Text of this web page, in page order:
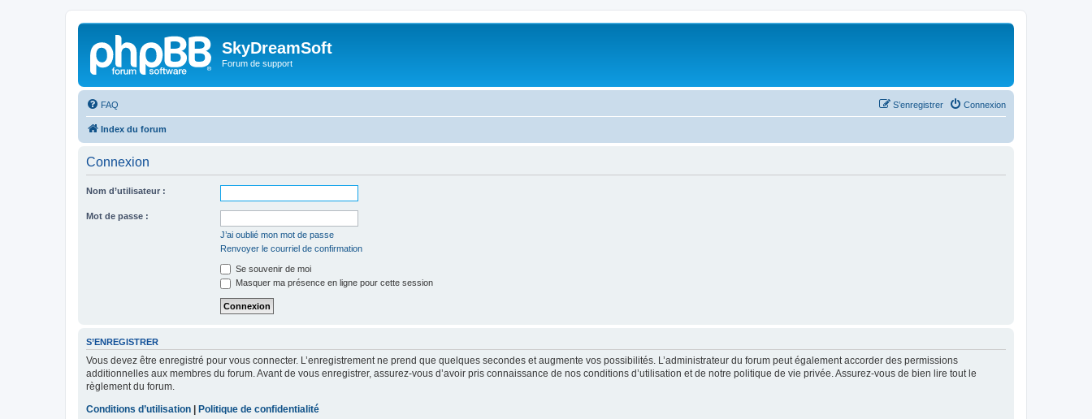
SkyDreamSoft
Forum de support
FAQ Connexion
S’enregistrer
Index du forum
Connexion
Nom d’utilisateur :
Mot de passe :
J’ai oublié mon mot de passe
Renvoyer le courriel de confirmation
Se souvenir de moi
Masquer ma présence en ligne pour cette session
S’ENREGISTRER
Vous devez être enregistré pour vous connecter. L’enregistrement ne prend que quelques secondes et augmente vos possibilités. L’administrateur du forum peut également accorder des permissions
additionnelles aux membres du forum. Avant de vous enregistrer, assurez-vous d’avoir pris connaissance de nos conditions d’utilisation et de notre politique de vie privée. Assurez-vous de bien lire tout le
règlement du forum.
Conditions d’utilisation
Politique de confidentialité